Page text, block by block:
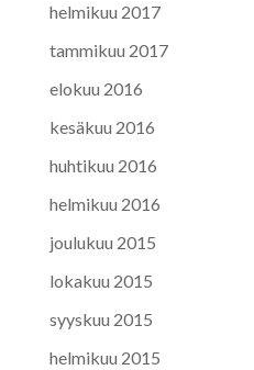
helmikuu 2017
tammikuu 2017
elokuu 2016
kesäkuu 2016
huhtikuu 2016
helmikuu 2016
joulukuu 2015
lokakuu 2015
syyskuu 2015
helmikuu 2015